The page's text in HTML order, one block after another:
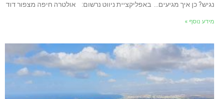
נגיש? כן איך מגיעים… באפליקציית ניווט נרשום: אולטרה חיפה מצפור דוד
מידע נוסף »